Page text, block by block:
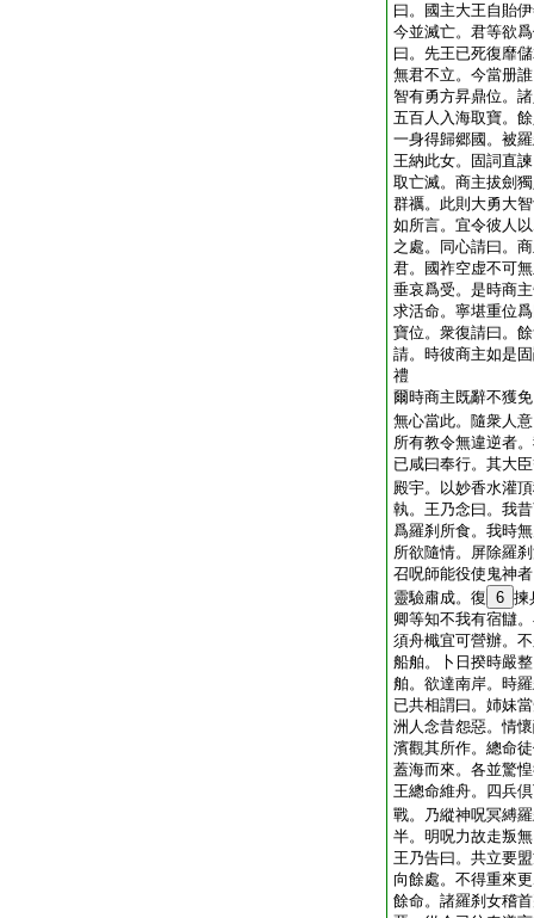
曰。國主大王自貽
今並滅亡。君等欲
曰。先王已死復靡
無君不立。今當册
智有勇方昇鼎位。
五百人入海取寶。
一身得歸郷國。被
王納此女。固詞直
取亡滅。商主拔劍
群禲。此則大勇大
如所言。宜令彼人
之處。同心請曰。
君。國祚空虚不可
垂哀爲受。是時商
求活命。寧堪重位
寶位。衆復請曰。
請。時彼商主如是
禮
爾時商主既辭不獲
無心當此。隨衆人
所有教令無違逆者
已咸曰奉行。其大
殿宇。以妙香水灌
執。王乃念曰。我
爲羅刹所食。我時
所欲隨情。屏除羅
召呪師能役使鬼神
靈驗肅成。復 6 揀
卿等知不我有宿讎
須舟檝宜可營辦。
船舶。卜日揆時嚴
舶。欲達南岸。時
已共相謂曰。姉妹
洲人念昔怨惡。情
濱觀其所作。總命
蓋海而來。各並驚
王總命維舟。四兵
戰。乃縱神呪冥縛
半。明呪力故走叛
王乃告曰。共立要
向餘處。不得重來
餘命。諸羅刹女稽